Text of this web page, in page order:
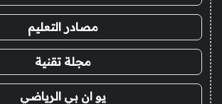
مصادر التعليم
مجلة تقنية
يو ان بي الرياضي